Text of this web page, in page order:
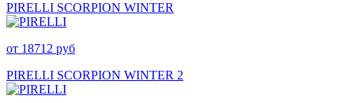
PIRELLI SCORPION WINTER
от 18712 руб
PIRELLI SCORPION WINTER 2